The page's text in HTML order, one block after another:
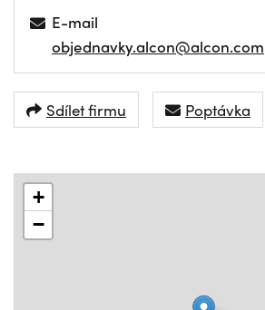
E-mail
objednavky.alcon@alcon.com
Sdílet firmu Poptávka
+
−